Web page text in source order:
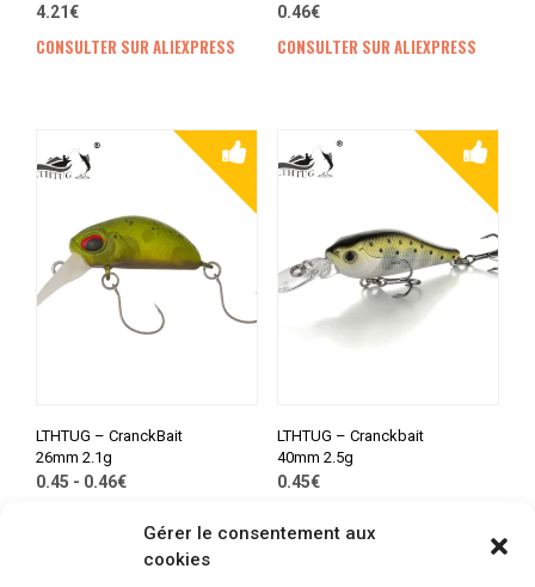
Gérer le consentement aux
cookies
4.21€
CONSULTER SUR ALIEXPRESS
0.46€
CONSULTER SUR ALIEXPRESS
LTHTUG – CranckBait
26mm 2.1g
0.45 - 0.46€
LTHTUG – Cranckbait
40mm 2.5g
0.45€